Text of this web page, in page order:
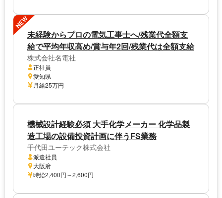
NEW
未経験からプロの電気工事士へ/残業代全額支
給で平均年収高め/賞与年2回/残業代は全額支給
株式会社名電社
正社員
愛知県
月給25万円
機械設計経験必須 大手化学メーカー 化学品製
造工場の設備投資計画に伴うFS業務
千代田ユーテック株式会社
派遣社員
大阪府
時給2,400円～2,600円